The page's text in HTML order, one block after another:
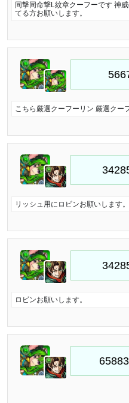
同撃同命撃L紋章クーフーです 神
てる方お願いします。
こちら厳選クーフーリン 厳選クー
リッシュ用にロビンお願いします
ロビンお願いします。